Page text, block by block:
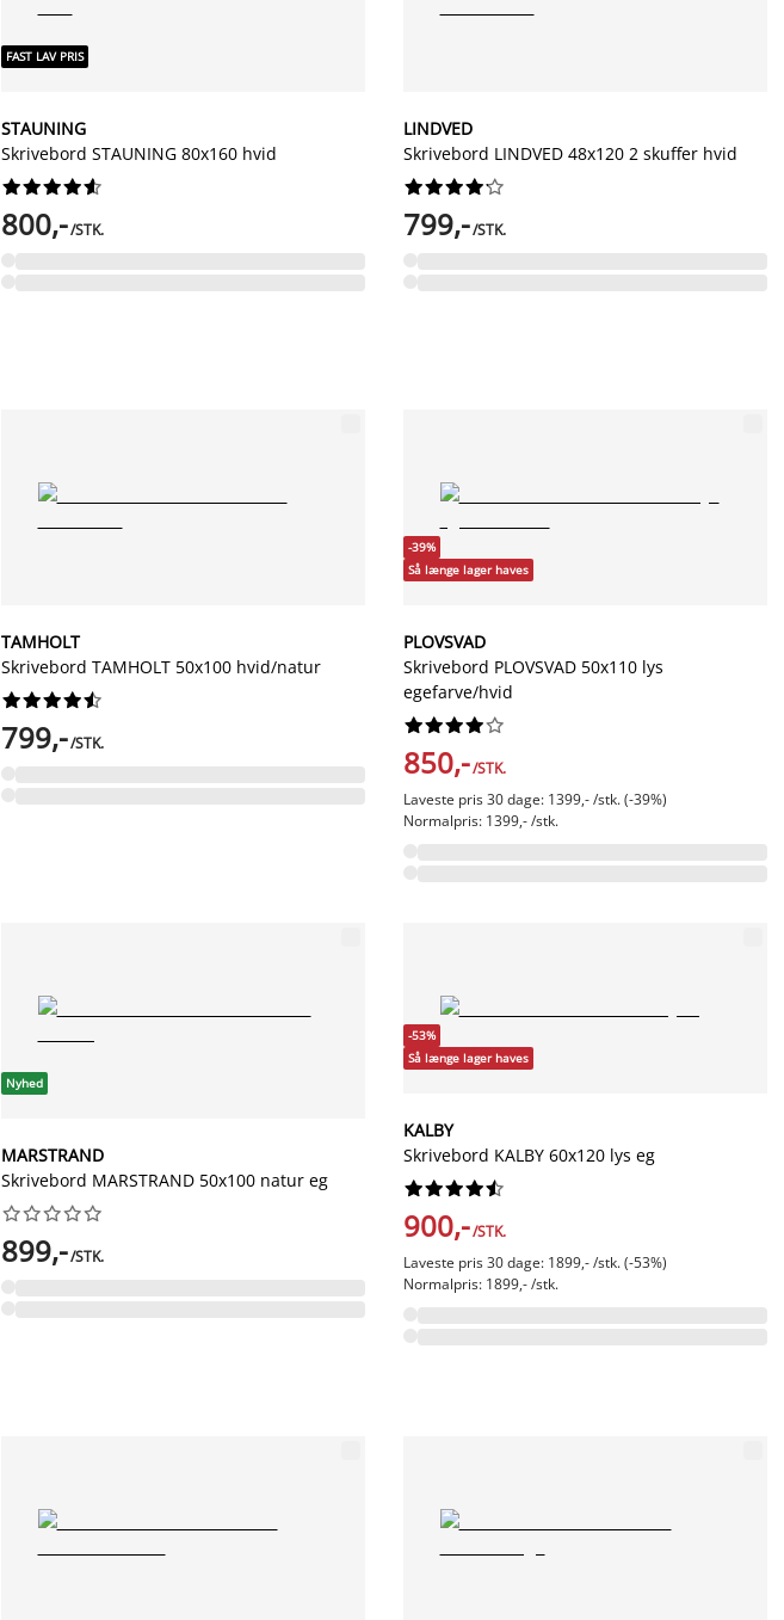
FAST LAV PRIS
STAUNING
Skrivebord STAUNING 80x160 hvid






800,-/STK.
LINDVED
Skrivebord LINDVED 48x120 2 skuffer hvid






799,-/STK.
TAMHOLT
Skrivebord TAMHOLT 50x100 hvid/natur






799,-/STK.
-39%
Så længe lager haves
PLOVSVAD
Skrivebord PLOVSVAD 50x110 lys
egefarve/hvid






850,-/STK.
Laveste pris 30 dage: 1399,- /stk. (-39%)
Normalpris: 1399,- /stk.
Nyhed
MARSTRAND
Skrivebord MARSTRAND 50x100 natur eg






899,-/STK.
-53%
Så længe lager haves
KALBY
Skrivebord KALBY 60x120 lys eg






900,-/STK.
Laveste pris 30 dage: 1899,- /stk. (-53%)
Normalpris: 1899,- /stk.